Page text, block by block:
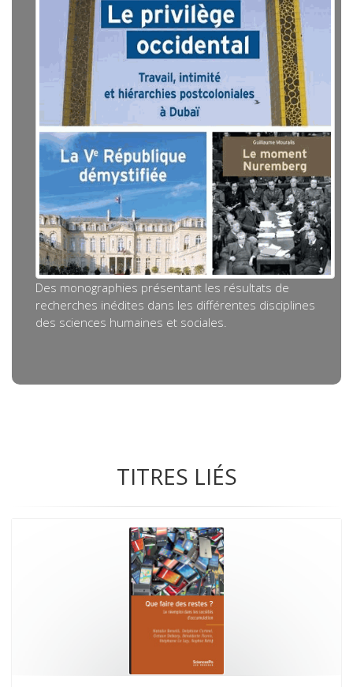
Des monographies présentant les résultats de
recherches inédites dans les différentes disciplines
des sciences humaines et sociales.
TITRES LIÉS